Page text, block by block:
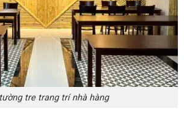
tre trang trí nhà hàng